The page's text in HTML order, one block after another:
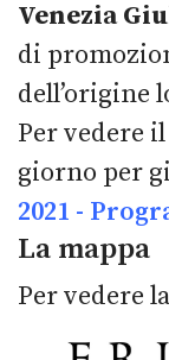
Venezia
di
dell’origine
Per vedere
giorno per
2021 -
La mappa
Per vedere